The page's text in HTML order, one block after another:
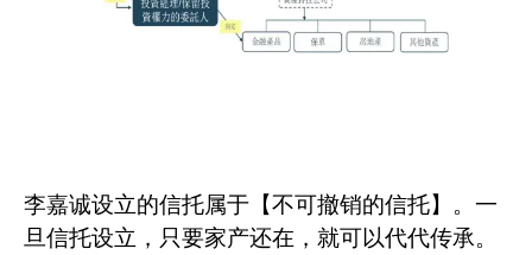
李嘉诚设立的信托属于【不可撤销的信托】。一
旦信托设立，只要家产还在，就可以代代传承。